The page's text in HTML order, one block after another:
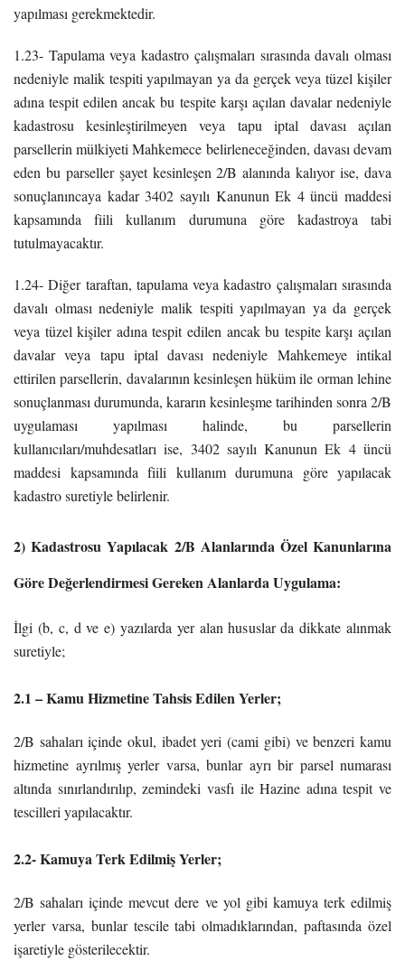
yapılması gerekmektedir.
1.23- Tapulama veya kadastro çalışmaları sırasında davalı olması
nedeniyle malik tespiti yapılmayan ya da gerçek veya tüzel kişiler
adına tespit edilen ancak bu tespite karşı açılan davalar nedeniyle
kadastrosu kesinleştirilmeyen veya tapu iptal davası açılan
parsellerin mülkiyeti Mahkemece belirleneceğinden, davası devam
eden bu parseller şayet kesinleşen 2/B alanında kalıyor ise, dava
sonuçlanıncaya kadar 3402 sayılı Kanunun Ek 4 üncü maddesi
kapsamında fiili kullanım durumuna göre kadastroya tabi
tutulmayacaktır.
1.24- Diğer taraftan, tapulama veya kadastro çalışmaları sırasında
davalı olması nedeniyle malik tespiti yapılmayan ya da gerçek
veya tüzel kişiler adına tespit edilen ancak bu tespite karşı açılan
davalar veya tapu iptal davası nedeniyle Mahkemeye intikal
ettirilen parsellerin, davalarının kesinleşen hüküm ile orman lehine
sonuçlanması durumunda, kararın kesinleşme tarihinden sonra 2/B
uygulaması yapılması halinde, bu parsellerin
kullanıcıları/muhdesatları ise, 3402 sayılı Kanunun Ek 4 üncü
maddesi kapsamında fiili kullanım durumuna göre yapılacak
kadastro suretiyle belirlenir.
2) Kadastrosu Yapılacak 2/B Alanlarında Özel Kanunlarına
Göre Değerlendirmesi Gereken Alanlarda Uygulama:
İlgi (b, c, d ve e) yazılarda yer alan hususlar da dikkate alınmak
suretiyle;
2.1 – Kamu Hizmetine Tahsis Edilen Yerler;
2/B sahaları içinde okul, ibadet yeri (cami gibi) ve benzeri kamu
hizmetine ayrılmış yerler varsa, bunlar ayrı bir parsel numarası
altında sınırlandırılıp, zemindeki vasfı ile Hazine adına tespit ve
tescilleri yapılacaktır.
2.2- Kamuya Terk Edilmiş Yerler;
2/B sahaları içinde mevcut dere ve yol gibi kamuya terk edilmiş
yerler varsa, bunlar tescile tabi olmadıklarından, paftasında özel
işaretiyle gösterilecektir.